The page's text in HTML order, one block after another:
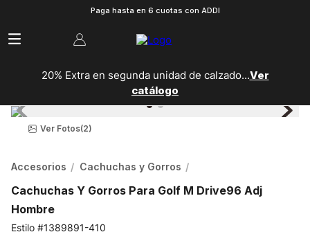
Paga hasta en 6 cuotas con ADDI
20% Extra en segunda unidad de calzado...Ver
catálogo
Ver Fotos(2)
Accesorios Cachuchas y Gorros
Cachuchas Y Gorros Para Golf M Drive96 Adj
Hombre
1389891-410